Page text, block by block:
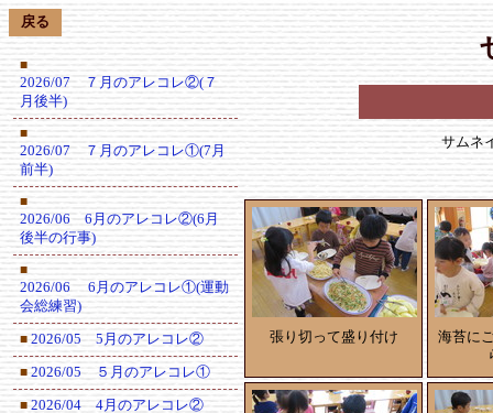
戻る
■
2026/07 ７月のアレコレ②(７
月後半)
■
2026/07 ７月のアレコレ①(7月
前半)
■
2026/06 6月のアレコレ②(6月
後半の行事)
■
2026/06 6月のアレコレ①(運動
会総練習)
■ 2026/05 5月のアレコレ②
■ 2026/05 ５月のアレコレ①
■ 2026/04 4月のアレコレ②
サムネ
張り切って盛り付け
海苔に